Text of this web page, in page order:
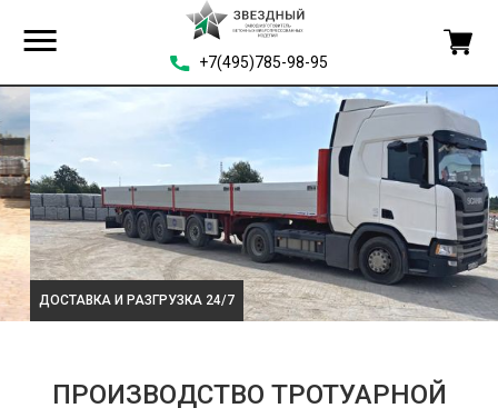
+7(495)785-98-95
ДОСТАВКА И РАЗГРУЗКА 24/7
ПРОИЗВОДСТВО ТРОТУАРНОЙ